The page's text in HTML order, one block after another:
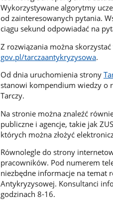
Wykorzystywane algorytmy
od zainteresowanych pytania.
ciągu sekund odpowiadać na
Z rozwiązania można
gov.pl/tarczaantykryzysowa.
Od dnia uruchomienia strony
stanowi kompendium wiedzy o
Tarczy.
Na stronie można znaleźć
publiczne i agencje, takie jak
których można złożyć
Równolegle do strony
pracowników. Pod numerem
niezbędne informacje na temat
Antykryzysowej. Konsultanci
godzinach 8-16.